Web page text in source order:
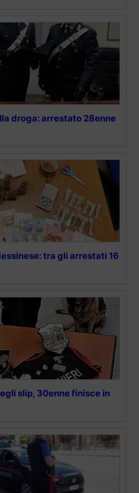
droga: arrestato 28enne
tra gli arrestati 16
slip, 30enne finisce in